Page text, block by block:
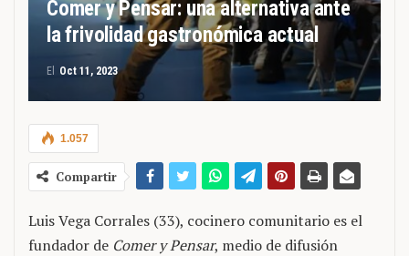
Comer y Pensar: una alternativa ante
la frivolidad gastronómica actual
El Oct 11, 2023
1.057
Compartir
Luis Vega Corrales (33), cocinero comunitario es el
fundador de Comer y Pensar, medio de difusión